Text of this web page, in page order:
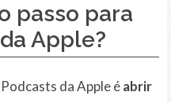
passo para
Apple?
da Apple éabrir